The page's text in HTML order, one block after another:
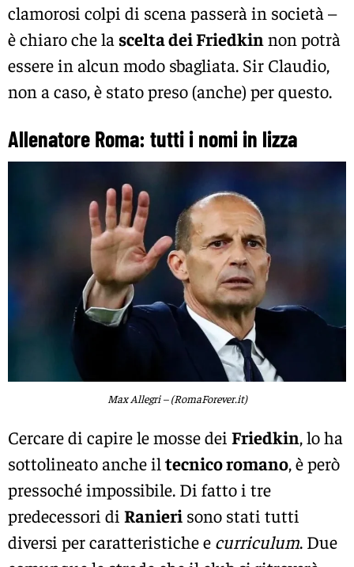
clamorosi colpi di scena passerà in società –
è chiaro che la scelta dei Friedkinnon potrà
essere in alcun modo sbagliata. Sir Claudio,
non a caso, è stato preso (anche) per questo.
Allenatore Roma: tutti i nomi in lizza
Max Allegri – (RomaForever.it)
Cercare di capire le mosse dei Friedkin, lo ha
sottolineato anche il tecnico romano, è però
pressoché impossibile. Di fatto i tre
predecessori di Ranieri sono stati tutti
diversi per caratteristiche e curriculum. Due